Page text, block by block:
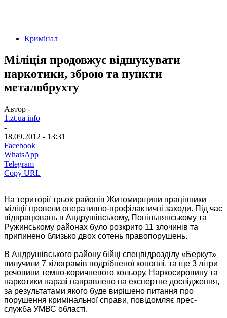
Кримінал
Міліція продовжує відшукувати
наркотики, зброю та пункти
металобрухту
Автор -
1.zt.ua info
-
18.09.2012 - 13:31
Facebook
WhatsApp
Telegram
Copy URL
На території трьох районів Житомирщини працівники
міліції провели оперативно-профілактичні заходи. Під час
відпрацювань в Андрушівському, Попільнянському та
Ружинському районах було розкрито 11 злочинів та
припинено близько двох сотень правопорушень.
В Андрушівського району бійці спецпідрозділу «Беркут»
вилучили 7 кілограмів подрібненої коноплі, та ще 3 літри
речовини темно-коричневого кольору. Наркосировину та
наркотики наразі направлено на експертне дослідження,
за результатами якого буде вирішено питання про
порушення кримінальної справи, повідомляє прес-
служба УМВС області.